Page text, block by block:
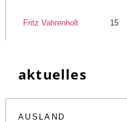
Fritz Vahrenholt 15
aktuelles
AUSLAND